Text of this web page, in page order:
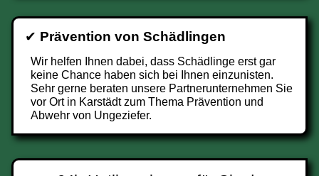
✔ Prävention von Schädlingen
Wir helfen Ihnen dabei, dass Schädlinge erst gar
keine Chance haben sich bei Ihnen einzunisten.
Sehr gerne beraten unsere Partnerunternehmen Sie
vor Ort in Karstädt zum Thema Prävention und
Abwehr von Ungeziefer.